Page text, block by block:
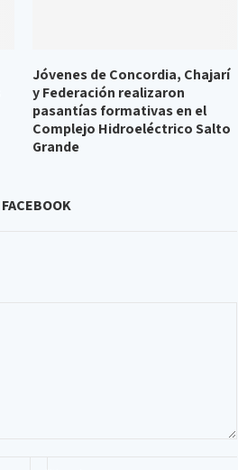
Jóvenes de Concordia, Chajarí
y Federación realizaron
pasantías formativas en el
Complejo Hidroeléctrico Salto
Grande